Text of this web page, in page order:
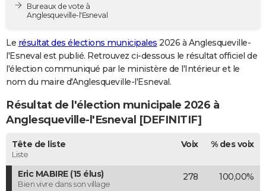
Destinations
City break
Voyage nature
Voyage de noces
Forum
PHOTO
GUIDES D'ACHAT
CARTE DE VOEUX
Carte de Noël
Carte Bonne année
Carte Saint-Valentin
Carte Pâques
Carte d'anniversaire
DICTIONNAIRE
COPAINS D'AVANT
S'inscrire
Se connecter
Lycées
Collèges
Primaires
Universités
Entreprises
Service militaire
Avis de recherche
AVIS DE DÉCÈS
Bureaux de vote à
Anglesqueville-l'Esneval
Le résultat des élections municipales 2026 à Anglesqueville-
l'Esneval est publié. Retrouvez ci-dessous le résultat officiel de
l'élection communiqué par le ministère de l'Intérieur et le
nom du maire d'Anglesqueville-l'Esneval.
Résultat de l'élection municipale 2026 à
Anglesqueville-l'Esneval [DEFINITIF]
Tête de liste
Liste
Voix % des voix
Eric MABIRE (15 élus)
Bien vivre dans son village
278 100,00%